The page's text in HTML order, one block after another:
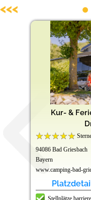
Kur- &
94086 Bad Griesbach
Bayern
www.camping-bad-
Stellplätze
<<<